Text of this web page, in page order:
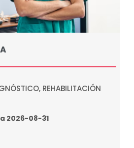
REHABILITACIÓN
2026-08-31